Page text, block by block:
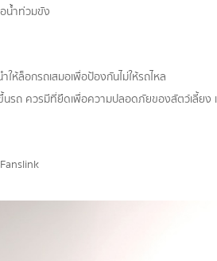
น้ำท่วมขัง
ห้ล็อกรถเสมอเพื่อป้องกันไม่ให้รถไหล
นรถ ควรมีที่ยึดเพื่อความปลอดภัยของสัตว์เลี้ยง